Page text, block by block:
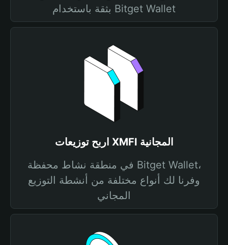
بثقة باستخدام Bitget Wallet
اربح توزيعات XMFI المجانية
في منطقة نشاط محفظة Bitget Wallet،
وفرنا لك أنواع مختلفة من أنشطة التوزيع
المجاني